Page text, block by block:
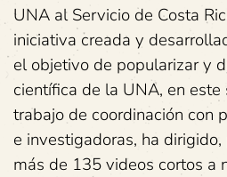
UNA al Servicio de Costa
iniciativa creada y
el objetivo de popularizar y
científica de la UNA, en
trabajo de coordinación con
e investigadoras, ha
más de 135 videos cortos a